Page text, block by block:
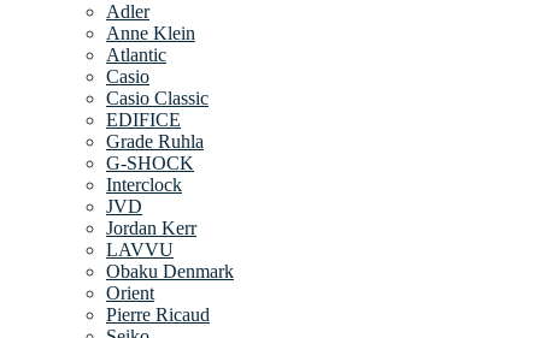
Adler
Anne Klein
Atlantic
Casio
Casio Classic
EDIFICE
Grade Ruhla
G-SHOCK
Interclock
JVD
Jordan Kerr
LAVVU
Obaku Denmark
Orient
Pierre Ricaud